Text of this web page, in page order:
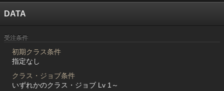
DATA
受注条件
初期クラス条件
指定なし
クラス・ジョブ条件
いずれかのクラス・ジョブ Lv 1～